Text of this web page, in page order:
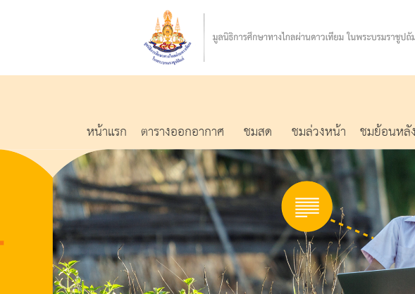
หน้าแรก ตารางออกอากาศ ชมสด ชมล่วงหน้า ชมย้อนหลัง